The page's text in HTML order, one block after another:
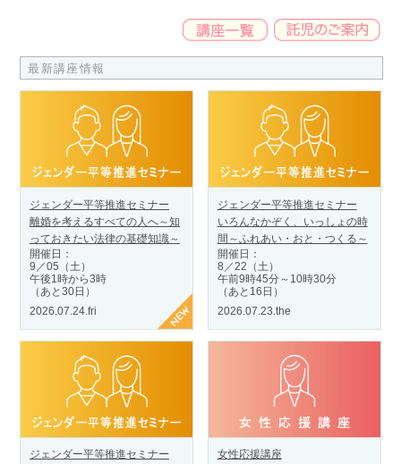
最新講座情報
ジェンダー平等推進セミナー
離婚を考えるすべての人へ～知
っておきたい法律の基礎知識～
開催日：
9／05（土）
午後1時から3時
（あと30日）
2026.07.24.fri
ジェンダー平等推進セミナー
いろんなかぞく、いっしょの時
間～ふれあい・おと・つくる～
開催日：
8／22（土）
午前9時45分～10時30分
（あと16日）
2026.07.23.the
ジェンダー平等推進セミナー
女性応援講座